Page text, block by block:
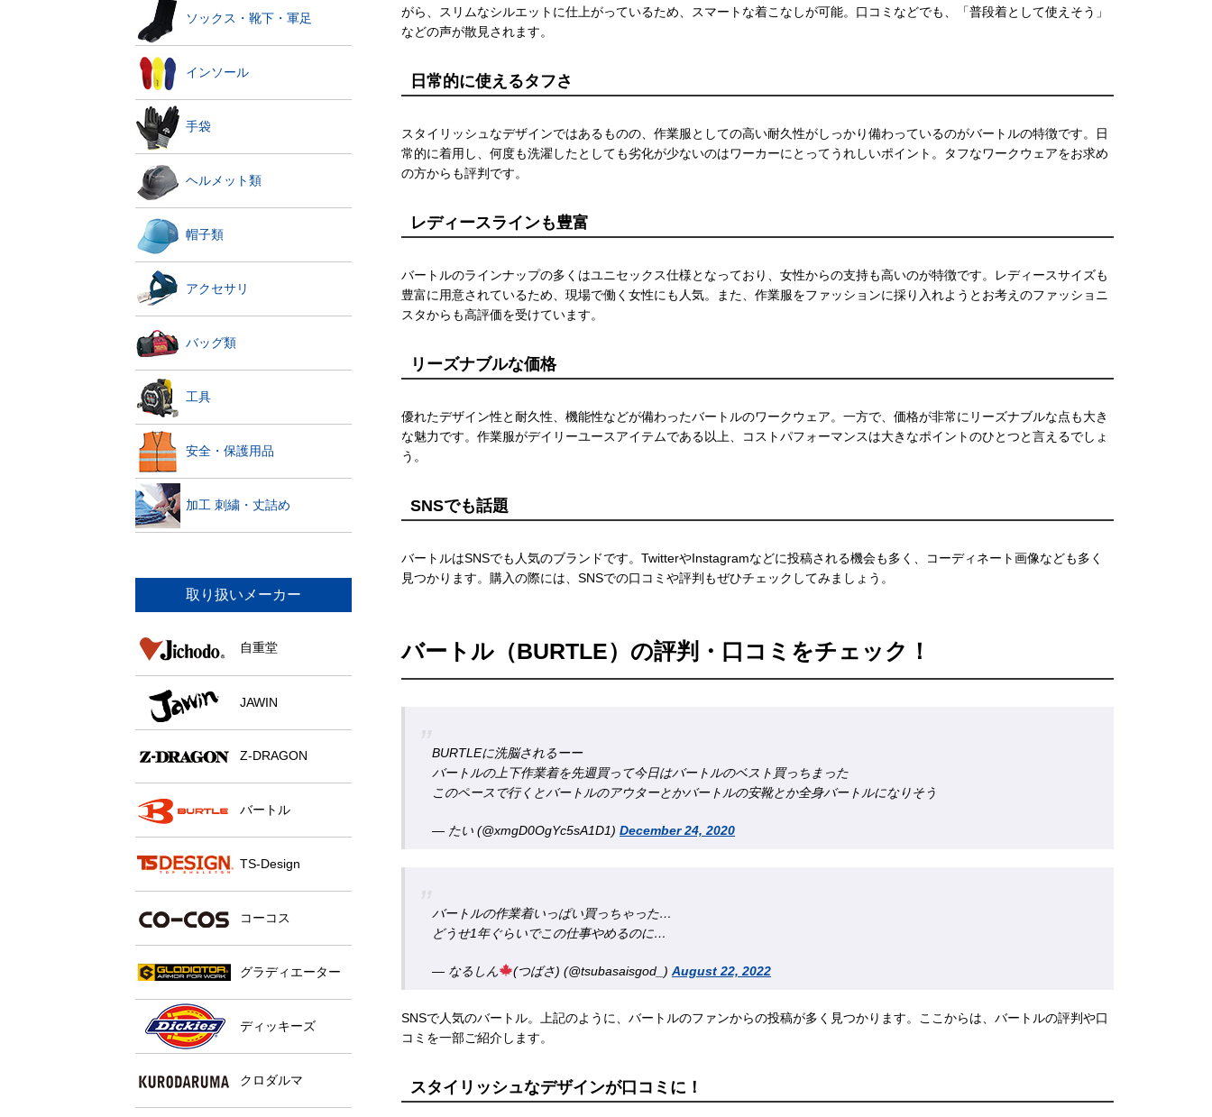
がら、スリムなシルエットに仕上がっているため、スマートな着こなしが可能。口コミなどでも、「普段着として使えそう」
などの声が散見されます。
日常的に使えるタフさ
スタイリッシュなデザインではあるものの、作業服としての高い耐久性がしっかり備わっているのがバートルの特徴です。日
常的に着用し、何度も洗濯したとしても劣化が少ないのはワーカーにとってうれしいポイント。タフなワークウェアをお求め
の方からも評判です。
レディースラインも豊富
バートルのラインナップの多くはユニセックス仕様となっており、女性からの支持も高いのが特徴です。レディースサイズも
豊富に用意されているため、現場で働く女性にも人気。また、作業服をファッションに採り入れようとお考えのファッショニ
スタからも高評価を受けています。
リーズナブルな価格
優れたデザイン性と耐久性、機能性などが備わったバートルのワークウェア。一方で、価格が非常にリーズナブルな点も大き
な魅力です。作業服がデイリーユースアイテムである以上、コストパフォーマンスは大きなポイントのひとつと言えるでしょ
う。
SNSでも話題
バートルはSNSでも人気のブランドです。TwitterやInstagramなどに投稿される機会も多く、コーディネート画像なども多く
見つかります。購入の際には、SNSでの口コミや評判もぜひチェックしてみましょう。
バートル（BURTLE）の評判・口コミをチェック！
BURTLEに洗脳されるーー
バートルの上下作業着を先週買って今日はバートルのベスト買っちまった
このペースで行くとバートルのアウターとかバートルの安靴とか全身バートルになりそう
— たい (@xmgD0OgYc5sA1D1) December 24, 2020
バートルの作業着いっぱい買っちゃった…
どうせ1年ぐらいでこの仕事やめるのに…
— なるしん (つばさ) (@tsubasaisgod_) August 22, 2022
SNSで人気のバートル。上記のように、バートルのファンからの投稿が多く見つかります。ここからは、バートルの評判や口
コミを一部ご紹介します。
スタイリッシュなデザインが口コミに！
ソックス・靴下・軍足
インソール
手袋
ヘルメット類
帽子類
アクセサリ
バッグ類
工具
安全・保護用品
加工 刺繍・丈詰め
取り扱いメーカー
自重堂
JAWIN
Z-DRAGON
バートル
TS-Design
コーコス
グラディエーター
ディッキーズ
クロダルマ